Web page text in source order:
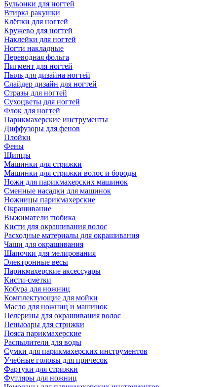
Бульонки для ногтей
Втирка ракушки
Клёпки для ногтей
Кружево для ногтей
Наклейки для ногтей
Ногти накладные
Переводная фольга
Пигмент для ногтей
Пыль для дизайна ногтей
Слайдер дизайн для ногтей
Стразы для ногтей
Сухоцветы для ногтей
Флок для ногтей
Парикмахерские инструменты
Диффузоры для фенов
Плойки
Фены
Щипцы
Машинки для стрижки
Машинки для стрижки волос и бороды
Ножи для парикмахерских машинок
Сменные насадки для машинок
Ножницы парикмахерские
Окрашивание
Выжиматели тюбика
Кисти для окрашивания волос
Расходные материалы для окрашивания
Чаши для окрашивания
Шапочки для мелирования
Электронные весы
Парикмахерские аксессуары
Кисти-сметки
Кобура для ножниц
Комплектующие для мойки
Масло для ножниц и машинок
Пелерины для окрашивания волос
Пеньюары для стрижки
Пояса парикмахерские
Распылители для воды
Сумки для парикмахерских инструментов
Учебные головы для причесок
Фартуки для стрижки
Футляры для ножниц